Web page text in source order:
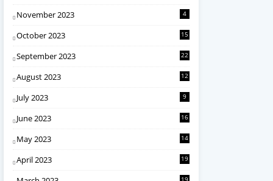
November 2023 4
October 2023 15
September 2023 22
August 2023 12
July 2023 9
June 2023 16
May 2023 14
April 2023 19
19